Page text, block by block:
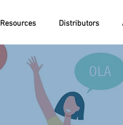
Resources Distributors